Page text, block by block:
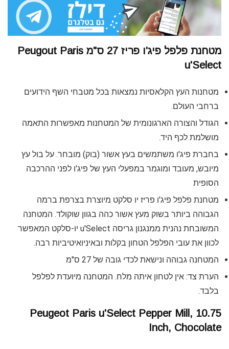
מטחנת פלפל פיג'ו פריז 27 ס"מ Peugout Paris
u'Select
מטחנות העץ הקלאסיות נמצאות בכל מטבחי השף הידועים
ברחבי העולם.
הגודל והצורה הארגונומית של המטחנות מאפשרות התאמה
מושלמת לכף היד.
בחברת פיג'ו משתמשים בעץ אשור (בוק) מובחר. על בול עץ
מיובש, מעובד ומוגמר במפעלי העץ של פיג'ו לפני ההרכבה
הסופית
מטחנת פלפל פיג'ו פריז יו סלקט מיוצרת בצרפת ברמה
הגבוהה ביותר בשוק מעץ אשור כהה בגוון שוקולד. המטחנה
המשובחת נהנית ממנגנון גריסה u'Select יו-סלקט המאפשר
לכוון את עובי הפלפל הטחון בקלות ובאיניואיטיביות רבה.
המטחנה גבוהה ונישאת לכדי גובה של 27 ס"מ
הערת צד: אין לטחון איתה מלח. המטחנה מיועדת לפלפל
בלבד.
Peugeot Paris u'Select Pepper Mill, 10.75
Inch, Chocolate